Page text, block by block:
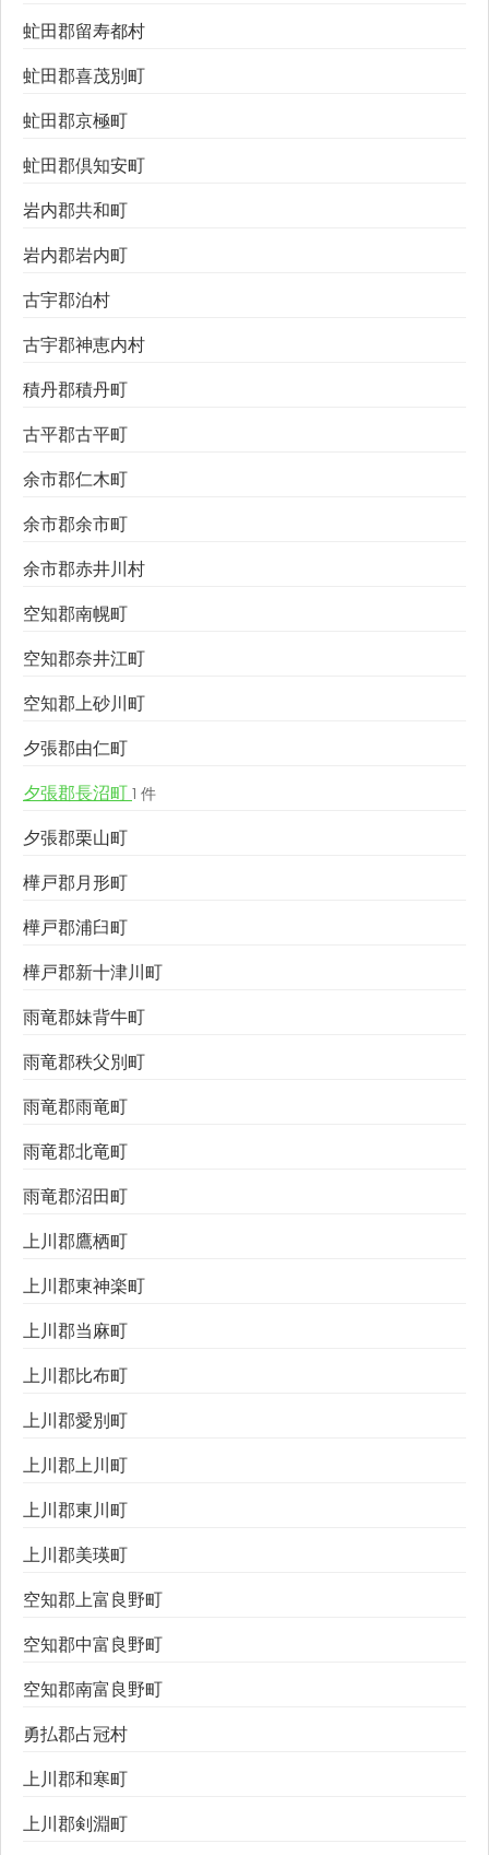
虻田郡留寿都村
虻田郡喜茂別町
虻田郡京極町
虻田郡倶知安町
岩内郡共和町
岩内郡岩内町
古宇郡泊村
古宇郡神恵内村
積丹郡積丹町
古平郡古平町
余市郡仁木町
余市郡余市町
余市郡赤井川村
空知郡南幌町
空知郡奈井江町
空知郡上砂川町
夕張郡由仁町
夕張郡長沼町 1 件
夕張郡栗山町
樺戸郡月形町
樺戸郡浦臼町
樺戸郡新十津川町
雨竜郡妹背牛町
雨竜郡秩父別町
雨竜郡雨竜町
雨竜郡北竜町
雨竜郡沼田町
上川郡鷹栖町
上川郡東神楽町
上川郡当麻町
上川郡比布町
上川郡愛別町
上川郡上川町
上川郡東川町
上川郡美瑛町
空知郡上富良野町
空知郡中富良野町
空知郡南富良野町
勇払郡占冠村
上川郡和寒町
上川郡剣淵町